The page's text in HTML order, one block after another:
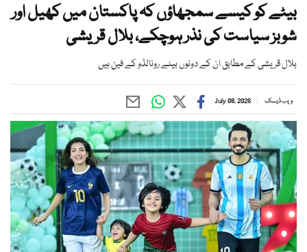
بیٹے کو کیسے سمجھاؤں کہ پاکستان میں کھیل اور
شوبز سیاست کی نذر ہوچکے، بلال قریشی
بلال قریشی کے مطابق ان کے دونوں بیٹے رونالڈو کے فین ہیں
ویب ڈیسک July 08, 2026